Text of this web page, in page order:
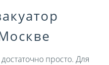
просто. Для